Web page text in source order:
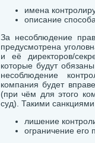
имена
описание
За несоблюдение
предусмотрена
и её директоров/
которые будут
несоблюдение
компания будет
(при чём для этого
суд). Такими
лишение
ограничение его